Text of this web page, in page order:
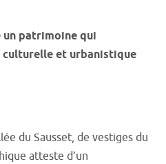
patrimoine qui
culturelle et urbanistique
du Sausset, de vestiges du
atteste d’un